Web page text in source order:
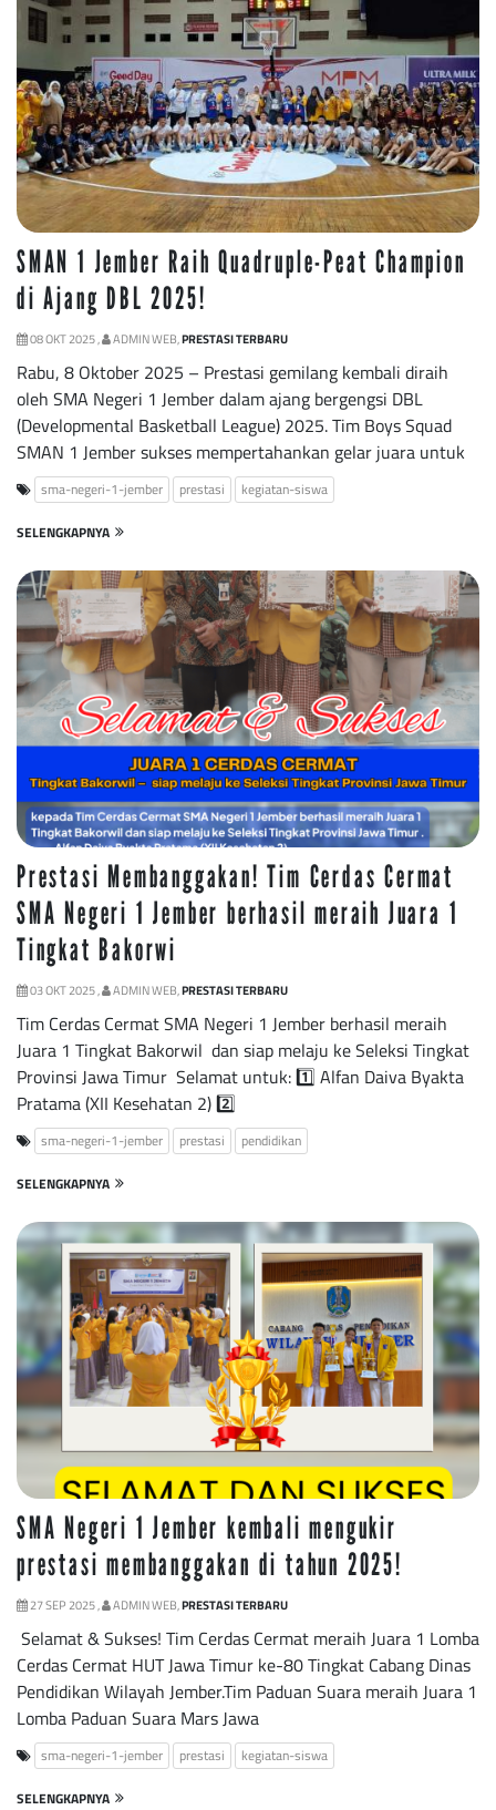
SMAN 1 Jember Raih Quadruple-Peat Champion
di Ajang DBL 2025!
08 OKT 2025 , ADMIN WEB,PRESTASI TERBARU
Rabu, 8 Oktober 2025 – Prestasi gemilang kembali diraih
oleh SMA Negeri 1 Jember dalam ajang bergengsi DBL
(Developmental Basketball League) 2025. Tim Boys Squad
SMAN 1 Jember sukses mempertahankan gelar juara untuk
sma-negeri-1-jember prestasi kegiatan-siswa
SELENGKAPNYA
Prestasi Membanggakan! Tim Cerdas Cermat
SMA Negeri 1 Jember berhasil meraih Juara 1
Tingkat Bakorwi
03 OKT 2025 , ADMIN WEB,PRESTASI TERBARU
Tim Cerdas Cermat SMA Negeri 1 Jember berhasil meraih
Juara 1 Tingkat Bakorwil dan siap melaju ke Seleksi Tingkat
Provinsi Jawa Timur Selamat untuk: 1️⃣ Alfan Daiva Byakta
Pratama (XII Kesehatan 2) 2️⃣
sma-negeri-1-jember prestasi pendidikan
SELENGKAPNYA
SMA Negeri 1 Jember kembali mengukir
prestasi membanggakan di tahun 2025!
27 SEP 2025 , ADMIN WEB,PRESTASI TERBARU
Selamat & Sukses! Tim Cerdas Cermat meraih Juara 1 Lomba
Cerdas Cermat HUT Jawa Timur ke-80 Tingkat Cabang Dinas
Pendidikan Wilayah Jember.Tim Paduan Suara meraih Juara 1
Lomba Paduan Suara Mars Jawa
sma-negeri-1-jember prestasi kegiatan-siswa
SELENGKAPNYA